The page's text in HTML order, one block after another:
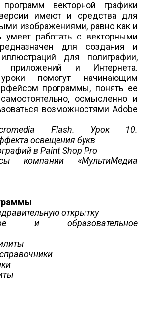
векторной графики
имеют и средства для
изображениями, равно как и
умеет работать с векторными
для создания и
для полиграфии,
приложений и Интернета.
помогут начинающим
программы, понять ее
осмысленно и
возможностями Adobe
Flash. Урок 10.
освещения букв
в Paint Shop Pro
компании «МультиМедиа
открытку
и образовательное